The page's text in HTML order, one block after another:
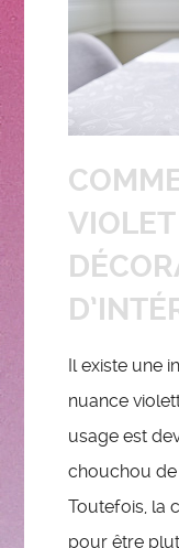
Il existe une
nuance
usage est
chouchou de
Toutefois, la
pour être